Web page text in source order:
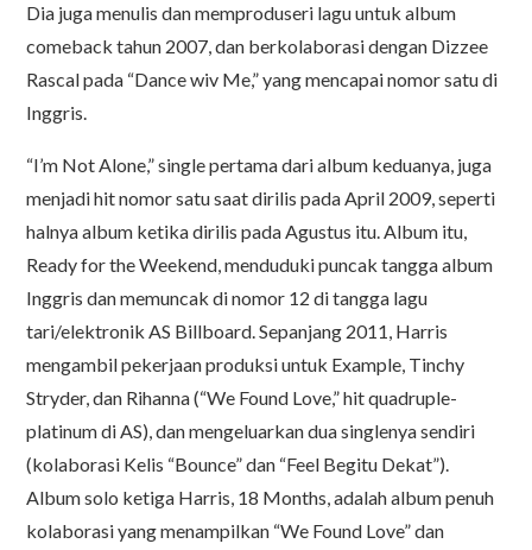
Dia juga menulis dan memproduseri lagu untuk album
comeback tahun 2007, dan berkolaborasi dengan Dizzee
Rascal pada “Dance wiv Me,” yang mencapai nomor satu di
Inggris.
“I’m Not Alone,” single pertama dari album keduanya, juga
menjadi hit nomor satu saat dirilis pada April 2009, seperti
halnya album ketika dirilis pada Agustus itu. Album itu,
Ready for the Weekend, menduduki puncak tangga album
Inggris dan memuncak di nomor 12 di tangga lagu
tari/elektronik AS Billboard. Sepanjang 2011, Harris
mengambil pekerjaan produksi untuk Example, Tinchy
Stryder, dan Rihanna (“We Found Love,” hit quadruple-
platinum di AS), dan mengeluarkan dua singlenya sendiri
(kolaborasi Kelis “Bounce” dan “Feel Begitu Dekat”).
Album solo ketiga Harris, 18 Months, adalah album penuh
kolaborasi yang menampilkan “We Found Love” dan